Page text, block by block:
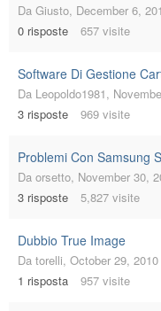
Da Giusto, December 6,
0 risposte 657 visite
Software Di Gestione
Da Leopoldo1981,
3 risposte 969 visite
Problemi Con Samsung
Da orsetto, November 30,
3 risposte 5,827 visite
Dubbio True Image
Da torelli, October 29, 2010
1 risposta 957 visite